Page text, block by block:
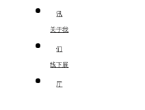
讯
关于我
们
线下展
厅